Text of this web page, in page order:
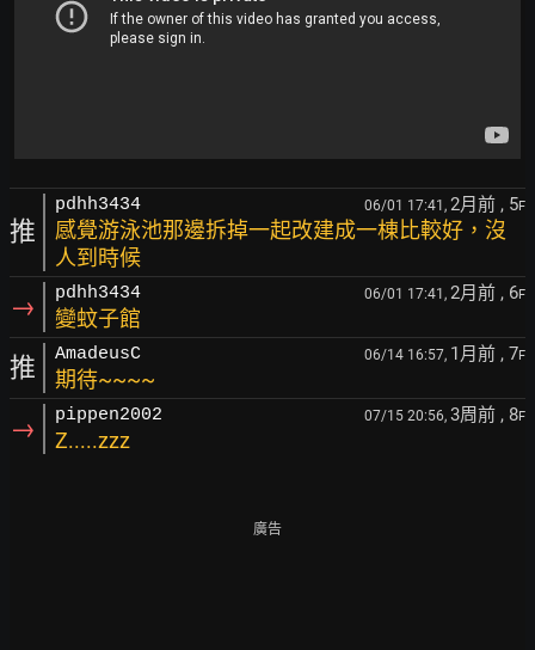
推
pdhh3434 06/01 17:41, 2月前 , 5F
感覺游泳池那邊拆掉一起改建成一棟比較好，沒
人到時候
→ pdhh3434 06/01 17:41, 2月前 , 6F
變蚊子館
推 AmadeusC 06/14 16:57, 1月前 , 7F
期待~~~~
→ pippen2002 07/15 20:56, 3周前 , 8F
Z.....zzz
廣告